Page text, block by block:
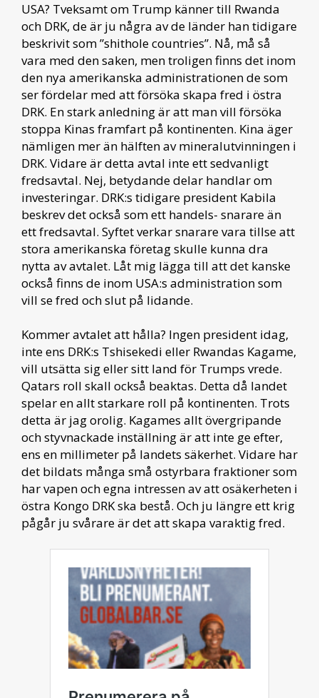
USA? Tveksamt om Trump känner till Rwanda
och DRK, de är ju några av de länder han tidigare
beskrivit som ”shithole countries”. Nå, må så
vara med den saken, men troligen finns det inom
den nya amerikanska administrationen de som
ser fördelar med att försöka skapa fred i östra
DRK. En stark anledning är att man vill försöka
stoppa Kinas framfart på kontinenten. Kina äger
nämligen mer än hälften av mineralutvinningen i
DRK. Vidare är detta avtal inte ett sedvanligt
fredsavtal. Nej, betydande delar handlar om
investeringar. DRK:s tidigare president Kabila
beskrev det också som ett handels- snarare än
ett fredsavtal. Syftet verkar snarare vara tillse att
stora amerikanska företag skulle kunna dra
nytta av avtalet. Låt mig lägga till att det kanske
också finns de inom USA:s administration som
vill se fred och slut på lidande.
Kommer avtalet att hålla? Ingen president idag,
inte ens DRK:s Tshisekedi eller Rwandas Kagame,
vill utsätta sig eller sitt land för Trumps vrede.
Qatars roll skall också beaktas. Detta då landet
spelar en allt starkare roll på kontinenten. Trots
detta är jag orolig. Kagames allt övergripande
och styvnackade inställning är att inte ge efter,
ens en millimeter på landets säkerhet. Vidare har
det bildats många små ostyrbara fraktioner som
har vapen och egna intressen av att osäkerheten i
östra Kongo DRK ska bestå. Och ju längre ett krig
pågår ju svårare är det att skapa varaktig fred.